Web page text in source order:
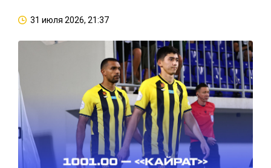
31 июля 2026, 21:37